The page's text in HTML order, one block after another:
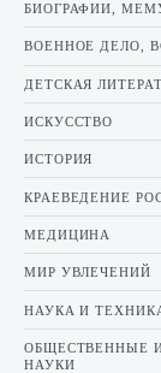
БИОГРАФИИ,
ВОЕННОЕ ДЕЛО,
ДЕТСКАЯ
ИСКУССТВО
ИСТОРИЯ
КРАЕВЕДЕНИЕ
МЕДИЦИНА
МИР УВЛЕЧЕНИЙ
НАУКА И
ОБЩЕСТВЕННЫЕ
НАУКИ